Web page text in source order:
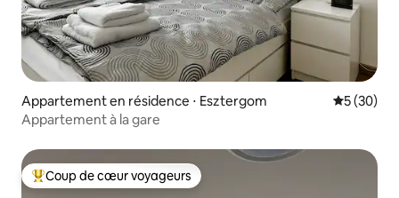
Appartement en résidence ⋅ Esztergom
5 (30)
Appartement à la gare
Coups de cœur voyageurs les plus appréciés
Coup de cœur voyageurs